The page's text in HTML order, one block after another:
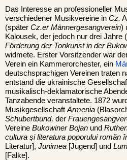
Das Interesse an professioneller
verschiedener Musikvereine in Cz.
(später Cz.er Männergesangverein)
Kalousek, der jedoch nur drei
Förderung der Tonkunst in der
widmete. Erster Vorsitzender war
Verein ein Kammerorchester, ein
deutschsprachigen Vereinen traten
entstand die ukrainische
musikalisch-deklamatorische
Tanzabende veranstaltete. 1872
Musikgesellschaft Armenia
Schubertbund, der
Vereine Bukowiner Bojan und
cultura şi literatura poporului romăn
Literatur], Junimea [Jugend] und
[Falke].